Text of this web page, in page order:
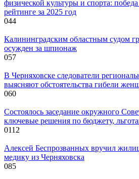
физической культуры и спорта:
рейтинге за 2025 год
044
Калининградским областным судом
осужден за шпионаж
057
В Черняховске следователи
выясняют обстоятельства гибели
060
Состоялось заседание окружного
ключевые решения по бюджету,
0112
Алексей Беспрозванных вручил
медику из Черняховска
085